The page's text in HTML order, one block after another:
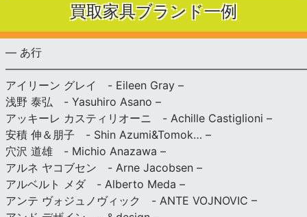
買取家具ブランド一例
— あ行
アイリーン グレイ - Eileen Gray –
浅野 泰弘 - Yasuhiro Asano –
アッキーレ カスティリオーニ - Achille Castiglioni –
安積 伸＆朋子 - Shin Azumi&Tomok… –
穴沢 道雄 - Michio Anazawa –
アルネ ヤコブセン - Arne Jacobsen –
アルベルト メダ - Alberto Meda –
アンテ ヴォジュノヴィック - ANTE VOJNOVIC –